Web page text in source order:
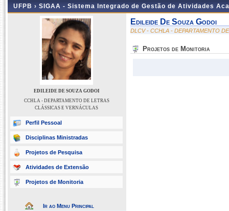
UFPB › SIGAA - Sistema Integrado de Gestão de Atividades
EDILEIDE DE SOUZA GODOI
CCHLA - DEPARTAMENTO DE LETRAS
CLÁSSICAS E VERNÁCULAS
Perfil Pessoal
Disciplinas Ministradas
Projetos de Pesquisa
Atividades de Extensão
Projetos de Monitoria
Ir ao Menu Principal
Edileide De Souza Godoi
DLCV - CCHLA - DEPARTAMENTO
Projetos de Monitoria